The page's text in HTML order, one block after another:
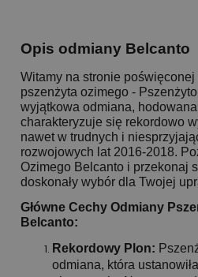
Opis odmiany Belcanto
Witamy na stronie
pszenżyta ozimego -
wyjątkowa odmiana,
charakteryzuje się rekordowo
nawet w trudnych i
rozwojowych lat 2016-2018.
Ozimego Belcanto i przekonaj
doskonały wybór dla Twojej
Główne Cechy Odmiany
Belcanto:
Rekordowy Plon:
odmiana, która